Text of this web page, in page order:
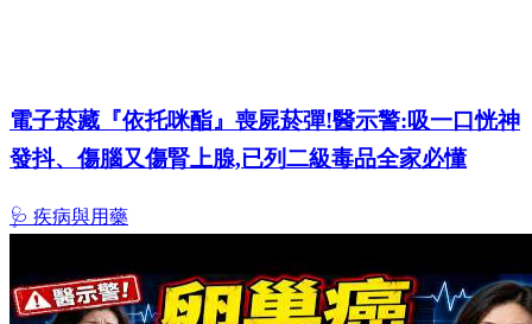
電子菸藏『依托咪酯』喪屍菸彈!醫示警:吸一口恍神
發抖、傷腦又傷腎上腺,已列二級毒品全家必懂
🩺 疾病與用藥